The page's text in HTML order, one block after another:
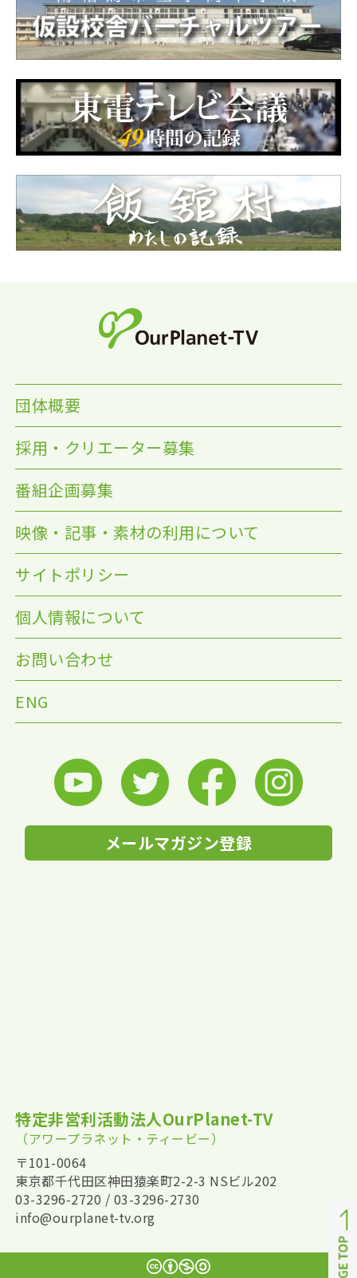
団体概要
採用・クリエーター募集
番組企画募集
映像・記事・素材の利用について
サイトポリシー
個人情報について
お問い合わせ
ENG
メールマガジン登録
特定非営利活動法人OurPlanet-TV
（アワープラネット・ティービー）
〒101-0064
東京都千代田区神田猿楽町2-2-3 NSビル202
03-3296-2720 / 03-3296-2730
info@ourplanet-tv.org